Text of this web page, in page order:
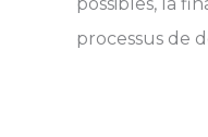
processus de